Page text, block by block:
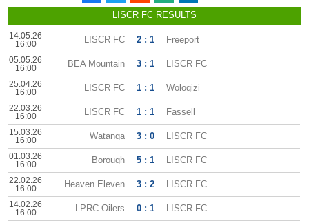
LISCR FC RESULTS
14.05.26
16:00
LISCR FC 2 : 1 Freeport
05.05.26
16:00
BEA Mountain 3 : 1 LISCR FC
25.04.26
16:00
LISCR FC 1 : 1 Wologizi
22.03.26
16:00
LISCR FC 1 : 1 Fassell
15.03.26
16:00
Watanga 3 : 0 LISCR FC
01.03.26
16:00
Borough 5 : 1 LISCR FC
22.02.26
16:00
Heaven Eleven 3 : 2 LISCR FC
14.02.26
16:00
LPRC Oilers 0 : 1 LISCR FC